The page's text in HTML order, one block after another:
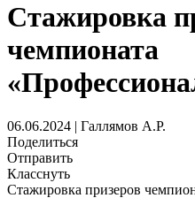
Стажировка
чемпионата
06.06.2024 | Галлямов А.Р.
Поделиться
Отправить
Класснуть
Стажировка призеров